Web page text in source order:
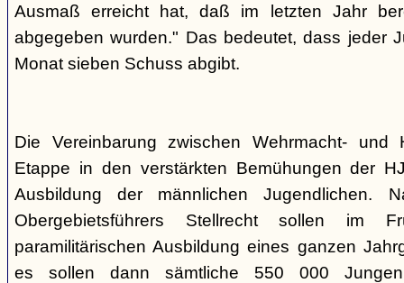
Ausmaß erreicht hat, daß im letzten Jahr
abgegeben wurden." Das bedeutet, dass jeder
Monat sieben Schuss abgibt.
Die Vereinbarung zwischen Wehrmacht-
Etappe in den verstärkten Bemühungen der
Ausbildung der männlichen Jugendlichen.
Obergebietsführers Stellrecht sollen im
paramilitärischen Ausbildung eines ganzen
es sollen dann sämtliche 550 000